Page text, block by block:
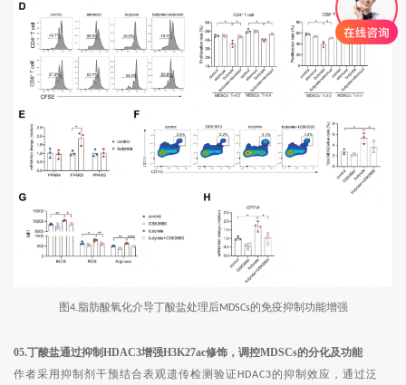
图4.脂肪酸氧化介导丁酸盐处理后MDSCs的免疫抑制功能增强
05.丁酸盐通过抑制HDAC3增强H3K27ac修饰，调控MDSCs的分化及功能
作者采用抑制剂干预结合表观遗传检测验证 HDAC3的抑制效应，通过泛